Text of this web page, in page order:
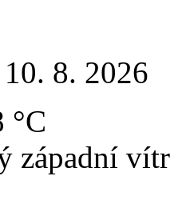
8. 2026
°C
západní vítr